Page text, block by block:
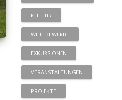
KULTUR
WETTBEWERBE
EXKURSIONEN
VERANSTALTUNGEN
PROJEKTE